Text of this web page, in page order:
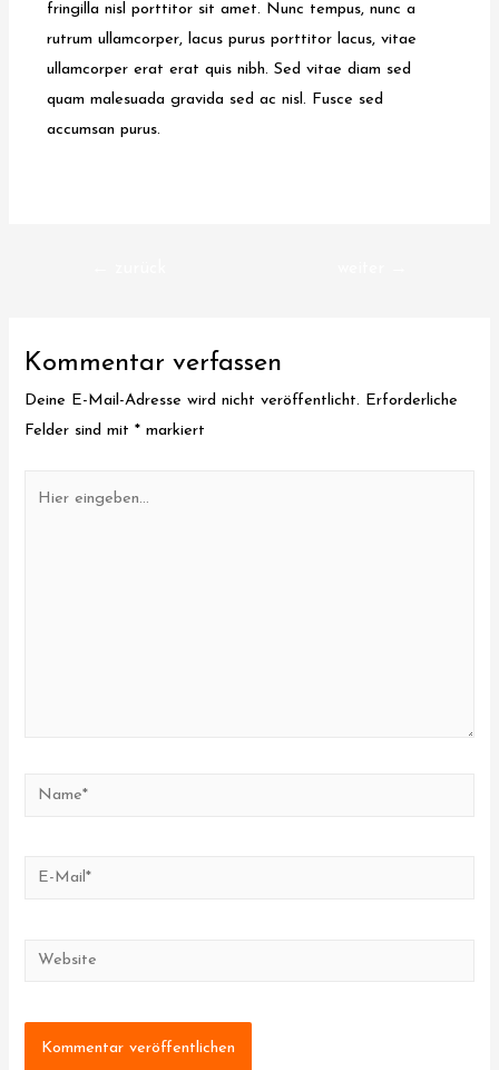
fringilla nisl porttitor sit amet. Nunc tempus, nunc a
rutrum ullamcorper, lacus purus porttitor lacus, vitae
ullamcorper erat erat quis nibh. Sed vitae diam sed
quam malesuada gravida sed ac nisl. Fusce sed
accumsan purus.
Kommentar verfassen
Deine E-Mail-Adresse wird nicht veröffentlicht. Erforderliche
Felder sind mit* markiert
Name*
E-
Website